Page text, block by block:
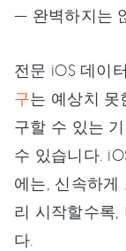
— 완벽하지는
전문 iOS 데이
구는 예상치 못
구할 수 있는
수 있습니다.
에는, 신속하
리 시작할수록,
다.